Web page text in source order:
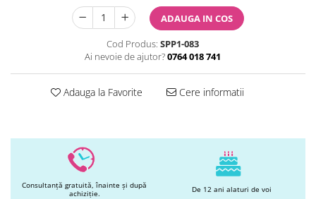
Role pentru colorat
PETRECERI & EVENIMENTE
Toppere prajituri
DETERGENTI & CURATENIE
ADAUGA IN COS
Cod Produs: SPP1-083
Ai nevoie de ajutor?0764 018 741
Adauga la Favorite Cere informatii
Consultanță gratuită, înainte și după
achiziție.
De 12 ani alaturi de voi